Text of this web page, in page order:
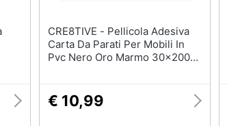
CRE8TIVE - Pellicola Adesiva
Carta Da Parati Per Mobili In
Pvc Nero Oro Marmo 30x200
€ 10,99